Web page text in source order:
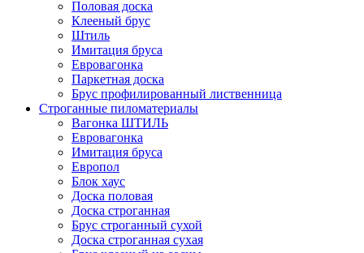
Половая доска
Клееный брус
Штиль
Имитация бруса
Евровагонка
Паркетная доска
Брус профилированный лиственница
Строганные пиломатериалы
Вагонка ШТИЛЬ
Евровагонка
Имитация бруса
Европол
Блок хаус
Доска половая
Доска строганная
Брус строганный сухой
Доска строганная сухая